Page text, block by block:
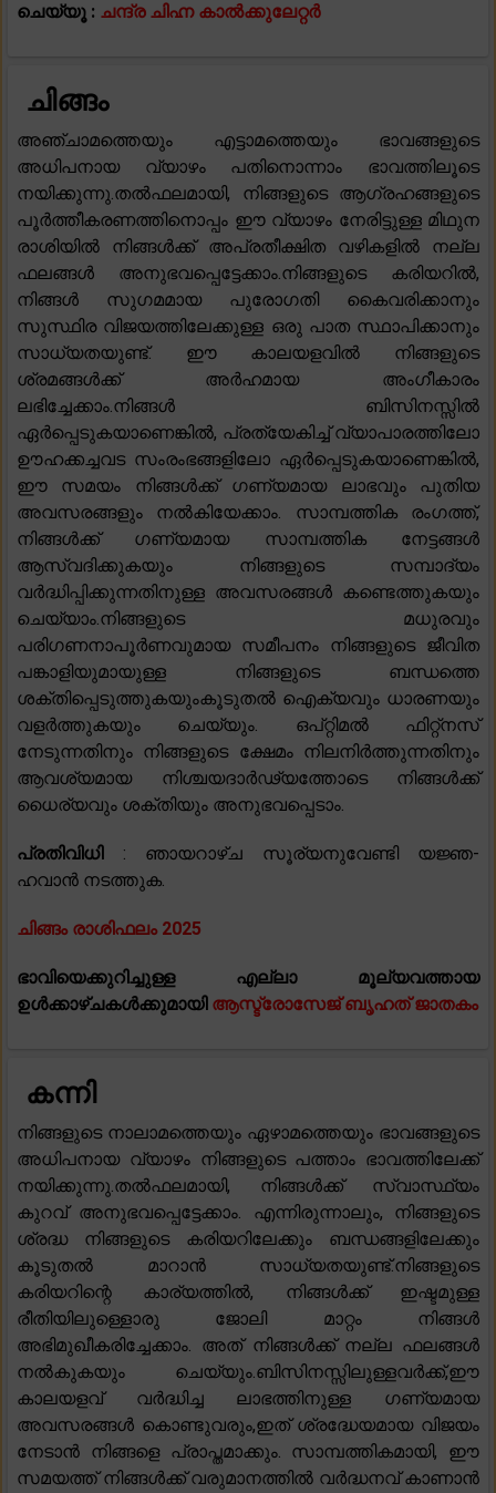
ചെയ്യൂ : ചന്ദ്ര ചിഹ്ന കാൽക്കുലേറ്റർ
ചിങ്ങം
അഞ്ചാമത്തെയും എട്ടാമത്തെയും ഭാവങ്ങളുടെ
അധിപനായ വ്യാഴം പതിനൊന്നാം ഭാവത്തിലൂടെ
നയിക്കുന്നു.തൽഫലമായി, നിങ്ങളുടെ ആഗ്രഹങ്ങളുടെ
പൂർത്തീകരണത്തിനൊപ്പം ഈ വ്യാഴം നേരിട്ടുള്ള മിഥുന
രാശിയിൽ നിങ്ങൾക്ക് അപ്രതീക്ഷിത വഴികളിൽ നല്ല
ഫലങ്ങൾ അനുഭവപ്പെട്ടേക്കാം.നിങ്ങളുടെ കരിയറിൽ,
നിങ്ങൾ സുഗമമായ പുരോഗതി കൈവരിക്കാനും
സുസ്ഥിര വിജയത്തിലേക്കുള്ള ഒരു പാത സ്ഥാപിക്കാനും
സാധ്യതയുണ്ട്. ഈ കാലയളവിൽ നിങ്ങളുടെ
ശ്രമങ്ങൾക്ക് അർഹമായ അംഗീകാരം
ലഭിച്ചേക്കാം.നിങ്ങൾ ബിസിനസ്സിൽ
ഏർപ്പെടുകയാണെങ്കിൽ, പ്രത്യേകിച്ച് വ്യാപാരത്തിലോ
ഊഹക്കച്ചവട സംരംഭങ്ങളിലോ ഏർപ്പെടുകയാണെങ്കിൽ,
ഈ സമയം നിങ്ങൾക്ക് ഗണ്യമായ ലാഭവും പുതിയ
അവസരങ്ങളും നൽകിയേക്കാം. സാമ്പത്തിക രംഗത്ത്,
നിങ്ങൾക്ക് ഗണ്യമായ സാമ്പത്തിക നേട്ടങ്ങൾ
ആസ്വദിക്കുകയും നിങ്ങളുടെ സമ്പാദ്യം
വർദ്ധിപ്പിക്കുന്നതിനുള്ള അവസരങ്ങൾ കണ്ടെത്തുകയും
ചെയ്യാം.നിങ്ങളുടെ മധുരവും
പരിഗണനാപൂർണവുമായ സമീപനം നിങ്ങളുടെ ജീവിത
പങ്കാളിയുമായുള്ള നിങ്ങളുടെ ബന്ധത്തെ
ശക്തിപ്പെടുത്തുകയുംകൂടുതൽ ഐക്യവും ധാരണയും
വളർത്തുകയും ചെയ്യും. ഒപ്റ്റിമൽ ഫിറ്റ്നസ്
നേടുന്നതിനും നിങ്ങളുടെ ക്ഷേമം നിലനിർത്തുന്നതിനും
ആവശ്യമായ നിശ്ചയദാർഢ്യത്തോടെ നിങ്ങൾക്ക്
ധൈര്യവും ശക്തിയും അനുഭവപ്പെടാം.
പ്രതിവിധി : ഞായറാഴ്ച സൂര്യനുവേണ്ടി യജ്ഞ-
ഹവാൻ നടത്തുക.
ചിങ്ങം രാശിഫലം 2025
ഭാവിയെക്കുറിച്ചുള്ള എല്ലാ മൂല്യവത്തായ
ഉൾക്കാഴ്ചകൾക്കുമായി ആസ്ട്രോസേജ് ബൃഹത് ജാതകം
കന്നി
നിങ്ങളുടെ നാലാമത്തെയും ഏഴാമത്തെയും ഭാവങ്ങളുടെ
അധിപനായ വ്യാഴം നിങ്ങളുടെ പത്താം ഭാവത്തിലേക്ക്
നയിക്കുന്നു.തൽഫലമായി, നിങ്ങൾക്ക് സ്വാസ്ഥ്യം
കുറവ് അനുഭവപ്പെട്ടേക്കാം. എന്നിരുന്നാലും, നിങ്ങളുടെ
ശ്രദ്ധ നിങ്ങളുടെ കരിയറിലേക്കും ബന്ധങ്ങളിലേക്കും
കൂടുതൽ മാറാൻ സാധ്യതയുണ്ട്.നിങ്ങളുടെ
കരിയറിന്റെ കാര്യത്തിൽ, നിങ്ങൾക്ക് ഇഷ്ടമുള്ള
രീതിയിലുള്ളൊരു ജോലി മാറ്റം നിങ്ങൾ
അഭിമുഖീകരിച്ചേക്കാം. അത് നിങ്ങൾക്ക് നല്ല ഫലങ്ങൾ
നൽകുകയും ചെയ്യും.ബിസിനസ്സിലുള്ളവർക്ക്,ഈ
കാലയളവ് വർദ്ധിച്ച ലാഭത്തിനുള്ള ഗണ്യമായ
അവസരങ്ങൾ കൊണ്ടുവരും,ഇത് ശ്രദ്ധേയമായ വിജയം
നേടാൻ നിങ്ങളെ പ്രാപ്തമാക്കും. സാമ്പത്തികമായി, ഈ
സമയത്ത് നിങ്ങൾക്ക് വരുമാനത്തിൽ വർദ്ധനവ് കാണാൻ